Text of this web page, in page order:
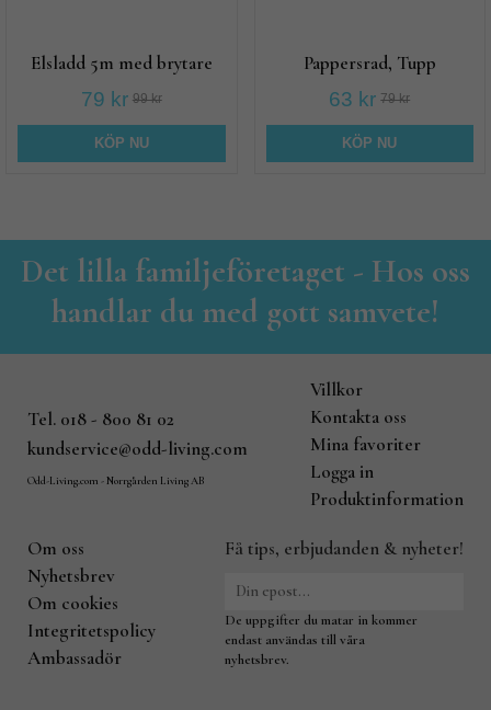
Elsladd 5m med brytare
79 kr 99 kr
KÖP NU
Pappersrad, Tupp
63 kr 79 kr
KÖP NU
Det lilla familjeföretaget - Hos oss
handlar du med gott samvete!
Tel. 018 - 800 81 02
kundservice@odd-living.com
Odd-Living.com - Norrgården Living AB
Villkor
Kontakta oss
Mina favoriter
Logga in
Produktinformation
Om oss
Nyhetsbrev
Om cookies
Integritetspolicy
Ambassadör
Få tips, erbjudanden & nyheter!
De uppgifter du matar in kommer
endast användas till våra
nyhetsbrev.